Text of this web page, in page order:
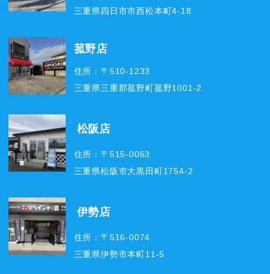
三重県四日市市西松本町4-18
菰野店
住所：〒510-1233
三重県三重郡菰野町菰野1001-2
松阪店
住所：〒515-0063
三重県松阪市大黒田町1754-2
伊勢店
住所：〒516-0074
三重県伊勢市本町11-5